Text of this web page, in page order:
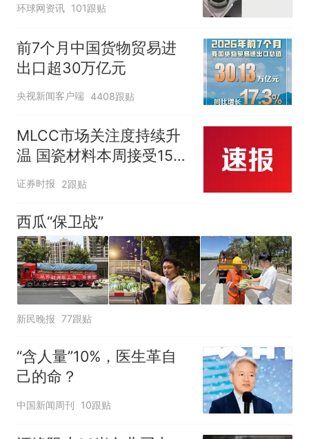
环球网资讯 101跟贴
前7个月中国货物贸易进
出口超30万亿元
央视新闻客户端 4408跟贴
MLCC市场关注度持续升
温 国瓷材料本周接受152
家机构调研
证券时报 2跟贴
西瓜“保卫战”
新民晚报 77跟贴
“含人量”10%，医生革自
己的命？
中国新闻周刊 10跟贴